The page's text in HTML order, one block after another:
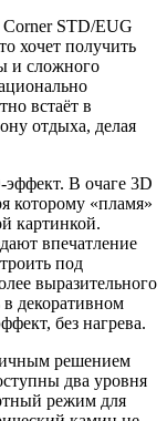
STD/EUG
хочет получить
и сложного
встаёт в
отдыха, делая
В очаге 3D
которому «пламя»
картинкой.
впечатление
под
выразительного
декоративном
без нагрева.
решением
два уровня
режим для